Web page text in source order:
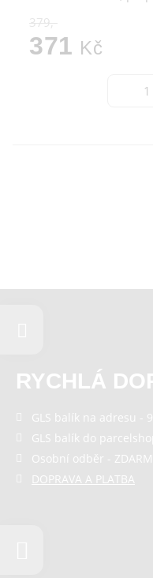
379,-
371 Kč
RYCHLÁ
GLS balík na adresu -
GLS balík do
Osobní odběr -
DOPRAVA A PLATBA